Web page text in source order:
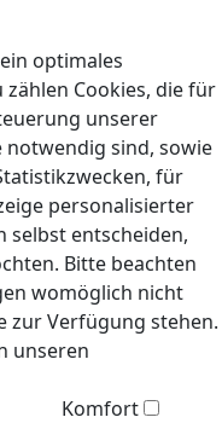
optimales
zählen Cookies, die für
unserer
sind, sowie
für
personalisierter
selbst entscheiden,
Bitte beachten
womöglich nicht
zur Verfügung stehen.
unseren
Komfort